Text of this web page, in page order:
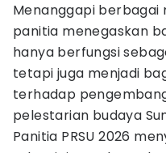
Menanggapi berbagai
panitia menegaskan
hanya berfungsi
tetapi juga menjadi
terhadap
pelestarian budaya
Panitia PRSU 2026